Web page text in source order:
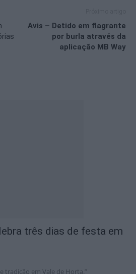
Avis – Detido em flagrante
por burla através da
aplicação MB Way
três dias de festa em
tradição em Vale de Horta.”